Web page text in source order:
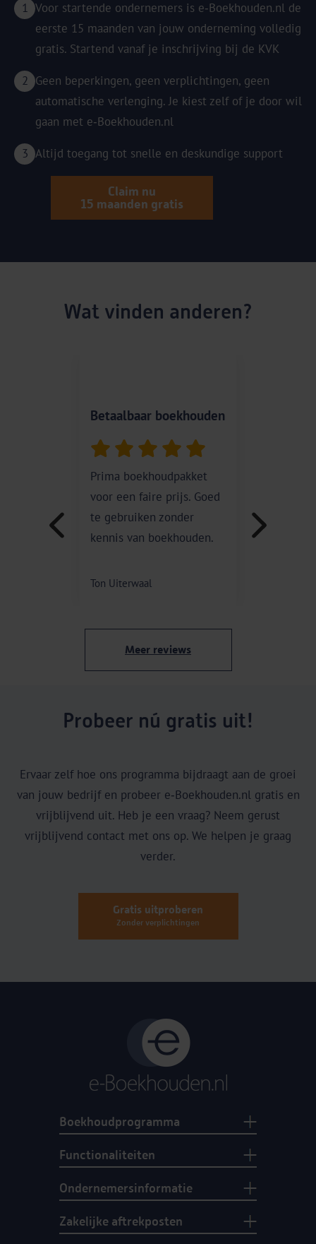
Voor startende ondernemers is e‑Boekhouden.nl de
eerste 15 maanden van jouw onderneming volledig
gratis. Startend vanaf je inschrijving bij de KVK
Geen beperkingen, geen verplichtingen, geen
automatische verlenging. Je kiest zelf of je door wil
gaan met e‑Boekhouden.nl
Altijd toegang tot snelle en deskundige support
Claim nu
15 maanden gratis
Wat vinden anderen?
Betaalbaar boekhouden
Prima boekhoudpakket
voor een faire prijs. Goed
te gebruiken zonder
kennis van boekhouden.
Ton Uiterwaal
Meer reviews
Probeer nú gratis uit!
Ervaar zelf hoe ons programma bijdraagt aan de groei
van jouw bedrijf en probeer e‑Boekhouden.nl gratis en
vrijblijvend uit. Heb je een vraag? Neem gerust
vrijblijvend contact met ons op. We helpen je graag
verder.
Gratis uitproberen
Zonder verplichtingen
Boekhoudprogramma
Functionaliteiten
Ondernemersinformatie
Zakelijke aftrekposten